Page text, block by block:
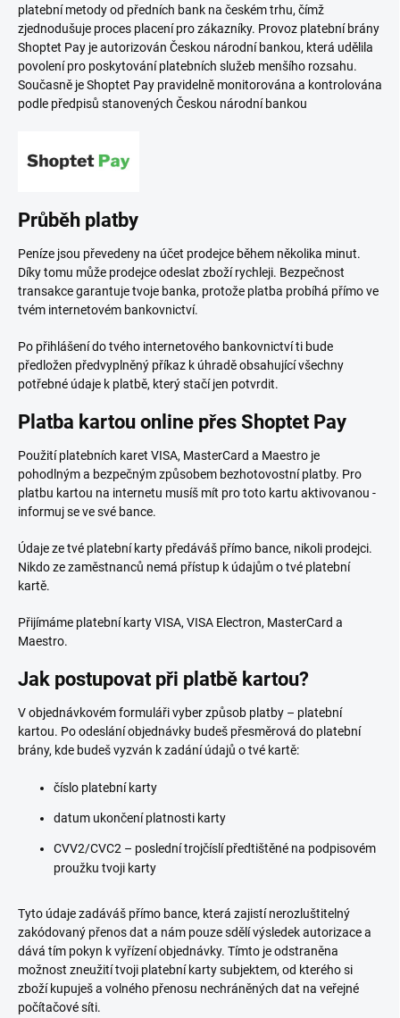
platební metody od předních bank na českém trhu, čímž
zjednodušuje proces placení pro zákazníky. Provoz platební brány
Shoptet Pay je autorizován Českou národní bankou, která udělila
povolení pro poskytování platebních služeb menšího rozsahu.
Současně je Shoptet Pay pravidelně monitorována a kontrolována
podle předpisů stanovených Českou národní bankou
Průběh platby
Peníze jsou převedeny na účet prodejce během několika minut.
Díky tomu může prodejce odeslat zboží rychleji. Bezpečnost
transakce garantuje tvoje banka, protože platba probíhá přímo ve
tvém internetovém bankovnictví.
Po přihlášení do tvého internetového bankovnictví ti bude
předložen předvyplněný příkaz k úhradě obsahující všechny
potřebné údaje k platbě, který stačí jen potvrdit.
Platba kartou online přes Shoptet Pay
Použití platebních karet VISA, MasterCard a Maestro je
pohodlným a bezpečným způsobem bezhotovostní platby. Pro
platbu kartou na internetu musíš mít pro toto kartu aktivovanou -
informuj se ve své bance.
Údaje ze tvé platební karty předáváš přímo bance, nikoli prodejci.
Nikdo ze zaměstnanců nemá přístup k údajům o tvé platební
kartě.
Přijímáme platební karty VISA, VISA Electron, MasterCard a
Maestro.
Jak postupovat při platbě kartou?
V objednávkovém formuláři vyber způsob platby – platební
kartou. Po odeslání objednávky budeš přesměrová do platební
brány, kde budeš vyzván k zadání údajů o tvé kartě:
číslo platební karty
datum ukončení platnosti karty
CVV2/CVC2 – poslední trojčíslí předtištěné na podpisovém
proužku tvoji karty
Tyto údaje zadáváš přímo bance, která zajistí nerozluštitelný
zakódovaný přenos dat a nám pouze sdělí výsledek autorizace a
dává tím pokyn k vyřízení objednávky. Tímto je odstraněna
možnost zneužití tvoji platební karty subjektem, od kterého si
zboží kupuješ a volného přenosu nechráněných dat na veřejné
počítačové síti.